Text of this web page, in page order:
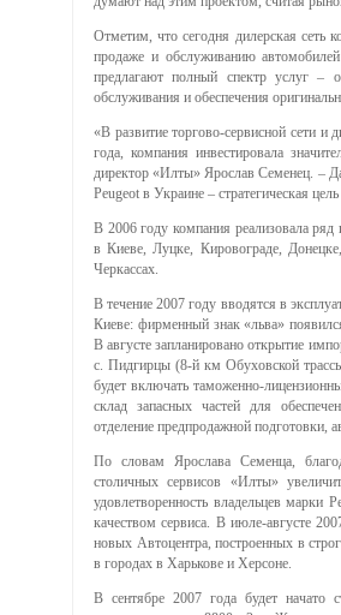
Отметим, что сегодня дилерская сеть
продаже и обслуживанию
предлагают полный спектр услуг –
обслуживания и обеспечения
«В развитие торгово-сервисной сети и
года, компания инвестировала
директор «Илты» Ярослав Семенец. –
Peugeot в Украине – стратегическая
В 2006 году компания реализовала
в Киеве, Луцке, Кировограде,
Черкассах.
В течение 2007 году вводятся в
Киеве: фирменный знак «льва»
В августе запланировано открытие
с. Пидгирцы (8-й км Обуховской
будет включать таможенно-
склад запасных частей для
отделение предпродажной подготовки,
По словам Ярослава Семенца,
столичных сервисов «Илты»
удовлетворенность владельцев марки
качеством сервиса. В июле-августе
новых Автоцентра, построенных в
в городах в Харькове и Херсоне.
В сентябре 2007 года будет начато